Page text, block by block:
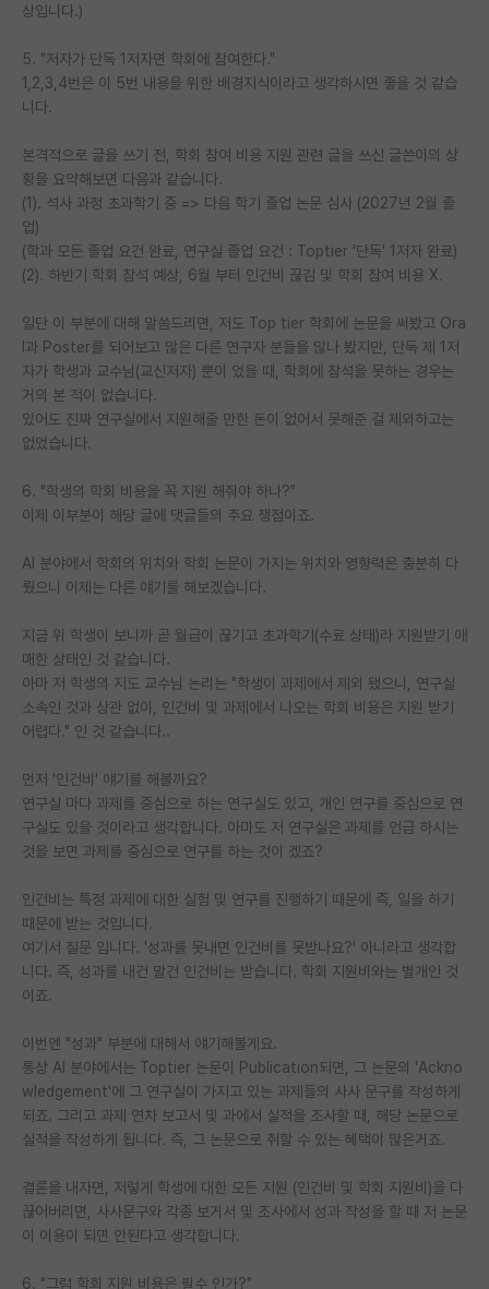
상입니다.)
5. "저자가 단독 1저자면 학회에 참여한다."
1,2,3,4번은 이 5번 내용을 위한 배경지식이라고 생각하시면 좋을 것 같습
니다.
본격적으로 글을 쓰기 전, 학회 참여 비용 지원 관련 글을 쓰신 글쓴이의 상
황을 요약해보면 다음과 같습니다.
(1). 석사 과정 초과학기 중 => 다음 학기 졸업 논문 심사 (2027년 2월 졸
업)
(학과 모든 졸업 요건 완료, 연구실 졸업 요건 : Toptier '단독' 1저자 완료)
(2). 하반기 학회 참석 예상, 6월 부터 인건비 끊김 및 학회 참여 비용 X.
일단 이 부분에 대해 말씀드리면, 저도 Top tier 학회에 논문을 써봤고 Ora
l과 Poster를 되어보고 많은 다른 연구자 분들을 많나 봤지만, 단독 제 1저
자가 학생과 교수님(교신저자) 뿐이 었을 때, 학회에 참석을 못하는 경우는
거의 본 적이 없습니다.
있어도 진짜 연구실에서 지원해줄 만한 돈이 없어서 못해준 걸 제외하고는
없었습니다.
6. "학생의 학회 비용을 꼭 지원 해줘야 하나?"
이제 이부분이 해당 글에 댓글들의 주요 쟁점이죠.
AI 분야에서 학회의 위치와 학회 논문이 가지는 위치와 영향력은 충분히 다
뤘으니 이제는 다른 얘기를 해보겠습니다.
지금 위 학생이 보니까 곧 월급이 끊기고 초과학기(수료 상태)라 지원받기 애
매한 상태인 것 같습니다.
아마 저 학생의 지도 교수님 논리는 "학생이 과제에서 제외 됐으니, 연구실
소속인 것과 상관 없이, 인건비 및 과제에서 나오는 학회 비용은 지원 받기
어렵다." 인 것 같습니다..
먼저 '인건비' 얘기를 해볼까요?
연구실 마다 과제를 중심으로 하는 연구실도 있고, 개인 연구를 중심으로 연
구실도 있을 것이라고 생각합니다. 아마도 저 연구실은 과제를 언급 하시는
것을 보면 과제를 중심으로 연구를 하는 것이 겠죠?
인건비는 특정 과제에 대한 실험 및 연구를 진행하기 때문에 즉, 일을 하기
때문에 받는 것입니다.
여기서 질문 입니다. '성과를 못내면 인건비를 못받나요?' 아니라고 생각합
니다. 즉, 성과를 내건 말건 인건비는 받습니다. 학회 지원비와는 별개인 것
이죠.
이번엔 "성과" 부분에 대해서 얘기해볼게요.
통상 AI 분야에서는 Toptier 논문이 Publication되면, 그 논문의 'Ackno
wledgement'에 그 연구실이 가지고 있는 과제들의 사사 문구를 작성하게
되죠. 그리고 과제 연차 보고서 및 과에서 실적을 조사할 때, 해당 논문으로
실적을 작성하게 됩니다. 즉, 그 논문으로 취할 수 있는 혜택이 많은거죠.
결론을 내자면, 저렇게 학생에 대한 모든 지원 (인건비 및 학회 지원비)을 다
끊어버리면, 사사문구와 각종 보거서 및 조사에서 성과 작성을 할 때 저 논문
이 이용이 되면 안된다고 생각합니다.
6. "그럼 학회 지원 비용은 필수 인가?"